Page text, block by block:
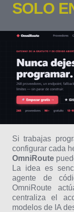
SOLO
Si trabajas
configurar cada
OmniRoute
La idea es
agente de
OmniRoute
centraliza el
modelos de IA